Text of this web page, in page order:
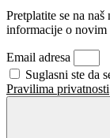
Pretplatite se na
informacije o
Email adresa
Suglasni ste da
Pravilima privatnosti